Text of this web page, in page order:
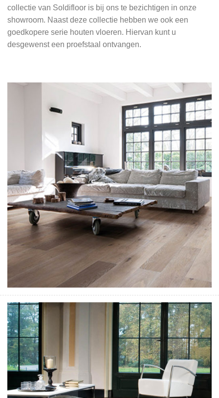
collectie van Soldifloor is bij ons te bezichtigen in onze
showroom. Naast deze collectie hebben we ook een
goedkopere serie houten vloeren. Hiervan kunt u
desgewenst een proefstaal ontvangen.